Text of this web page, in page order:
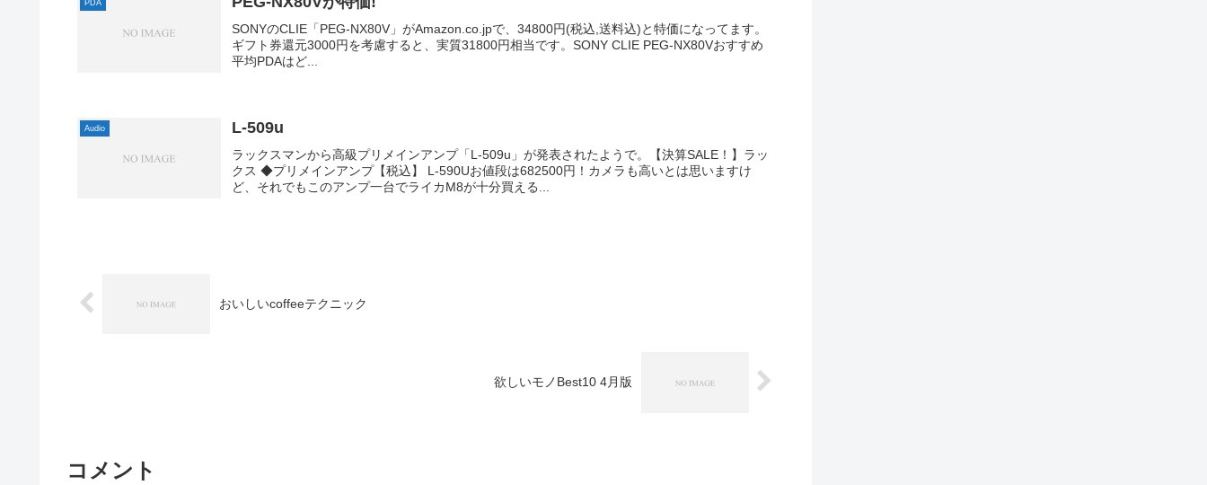
PDA
SONYのCLIE「PEG-NX80V」がAmazon.co.jpで、34800円(税込,送料込)と特価になってます。
ギフト券還元3000円を考慮すると、実質31800円相当です。SONY CLIE PEG-NX80Vおすすめ
平均PDAはど...
Audio L-509u
ラックスマンから高級プリメインアンプ「L-509u」が発表されたようで。【決算SALE！】ラッ
クス ◆プリメインアンプ【税込】 L-590Uお値段は682500円！カメラも高いとは思いますけ
ど、それでもこのアンプ一台でライカM8が十分買える...
おいしいcoffeeテクニック
欲しいモノBest10 4月版
コメント